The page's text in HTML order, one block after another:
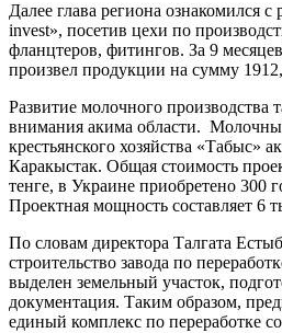
Далее глава региона ознакомился с
invest», посетив цехи по
фланцтеров, фитингов. За 9
произвел продукции на сумму
Развитие молочного производства
внимания акима области.
крестьянского хозяйства «Табыс»
Каракыстак. Общая стоимость
тенге, в Украине приобретено 300
Проектная мощность составляет 6
По словам директора Талгата
строительство завода по
выделен земельный участок,
документация. Таким образом,
единый комплекс по переработке